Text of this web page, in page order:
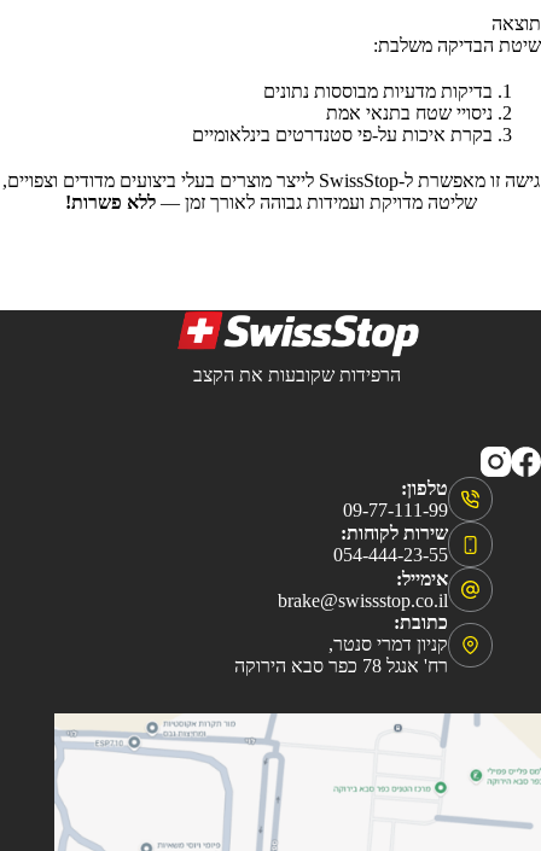
תוצאה
שיטת הבדיקה משלבת:
בדיקות מדעיות מבוססות נתונים
ניסויי שטח בתנאי אמת
בקרת איכות על-פי סטנדרטים בינלאומיים
גישה זו מאפשרת ל-SwissStop לייצר מוצרים בעלי ביצועים מדודים וצפויים,
שליטה מדויקת ועמידות גבוהה לאורך זמן —ללא פשרות!
הרפידות שקובעות את הקצב
טלפון:
09-77-111-99
שירות לקוחות:
054-444-23-55
אימייל:
brake@swissstop.co.il
כתובת:
קניון דמרי סנטר,
רח' אנגל 78 כפר סבא הירוקה